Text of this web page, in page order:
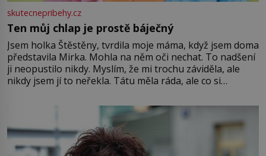
skutecnepribehy.cz
Ten můj chlap je prostě báječný
Jsem holka Štěstěny, tvrdila moje máma, když jsem doma
představila Mirka. Mohla na něm oči nechat. To nadšení
ji neopustilo nikdy. Myslím, že mi trochu záviděla, ale
nikdy jsem jí to neřekla. Tátu měla ráda, ale co si
Jsme spolu moc rádi Tehdy byla jiná doba, když